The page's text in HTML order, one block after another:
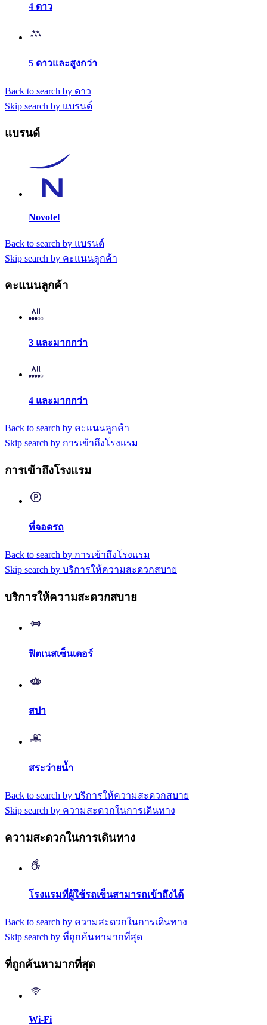
4 ดาว
5 ดาวและสูงกว่า
Back to search by ดาว
Skip search by แบรนด์
แบรนด์
Novotel
Back to search by แบรนด์
Skip search by คะแนนลูกค้า
คะแนนลูกค้า
3 และมากกว่า
4 และมากกว่า
Back to search by คะแนนลูกค้า
Skip search by การเข้าถึงโรงแรม
การเข้าถึงโรงแรม
ที่จอดรถ
Back to search by การเข้าถึงโรงแรม
Skip search by บริการให้ความสะดวกสบาย
บริการให้ความสะดวกสบาย
ฟิตเนสเซ็นเตอร์
สปา
สระว่ายน้ำ
Back to search by บริการให้ความสะดวกสบาย
Skip search by ความสะดวกในการเดินทาง
ความสะดวกในการเดินทาง
โรงแรมที่ผู้ใช้รถเข็นสามารถเข้าถึงได้
Back to search by ความสะดวกในการเดินทาง
Skip search by ที่ถูกค้นหามากที่สุด
ที่ถูกค้นหามากที่สุด
Wi-Fi